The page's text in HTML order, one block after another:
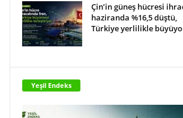
Çin’in güneş hücresi
haziranda %16,5 düştü,
Türkiye yerlilikle
Yeşil Endeks